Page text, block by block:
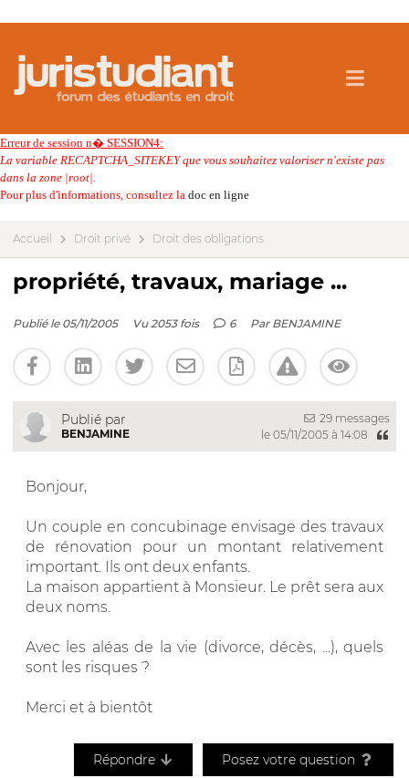
Erreur de session n� SESSION4:
La variable RECAPTCHA_SITEKEY que vous souhaitez valoriser n'existe pas
dans la zone |root|.
Pour plus d'informations, consultez la doc en ligne
Accueil Droit privé Droit des obligations
propriété, travaux, mariage ...
Publié le 05/11/2005 Vu 2053 fois 6 Par BENJAMINE
Publié par
BENJAMINE
29 messages
le 05/11/2005 à 14:08
Bonjour,
Un couple en concubinage envisage des travaux
de rénovation pour un montant relativement
important. Ils ont deux enfants.
La maison appartient à Monsieur. Le prêt sera aux
deux noms.
Avec les aléas de la vie (divorce, décès, ...), quels
sont les risques ?
Merci et à bientôt
Répondre Posez votre question